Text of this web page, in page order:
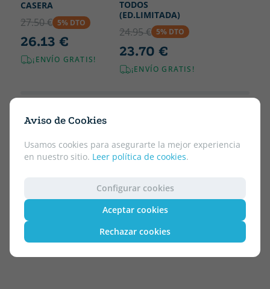
Aviso de Cookies
Usamos cookies para asegurarte la mejor experiencia
en nuestro sitio. Leer política de cookies.
Configurar cookies
Aceptar cookies
Rechazar cookies
CASERA
27.50 € 5% DTO
26.13 €
¡ENVÍO GRATIS!
TODOS
(ED.LIMITADA)
24.95 € 5% DTO
23.70 €
¡ENVÍO GRATIS!